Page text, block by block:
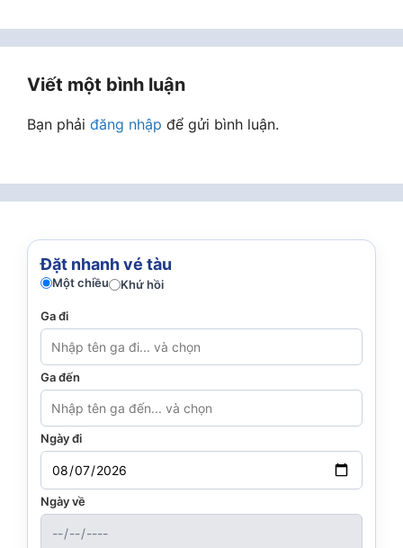
Viết một bình luận
Bạn phải đăng nhập để gửi bình luận.
Đặt nhanh vé tàu
Một chiều Khứ hồi
Ga đi
Ga đến
Ngày đi
Ngày về